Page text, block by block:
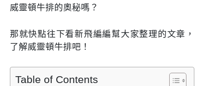
威靈頓牛排的奧秘嗎？
那就快點往下看新飛編編幫大家整理的文章，
了解威靈頓牛排吧！
Table of Contents